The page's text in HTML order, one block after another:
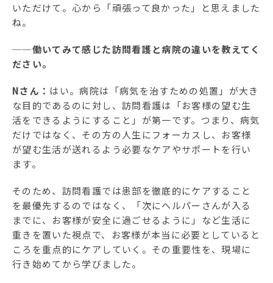
いただけて。心から「頑張って良かった」と思えました
ね。
──働いてみて感じた訪問看護と病院の違いを教えてく
ださい。
Nさん： はい。病院は「病気を治すための処置」が大き
な目的であるのに対し、訪問看護は「お客様の望む生
活をできるようにすること」が第一です。つまり、病気
だけではなく、その方の人生にフォーカスし、お客様
が望む生活が送れるよう必要なケアやサポートを行い
ます。
そのため、訪問看護では患部を徹底的にケアすること
を最優先するのではなく、「次にヘルパーさんが入る
までに、お客様が安全に過ごせるように」など生活に
重きを置いた視点で、お客様が本当に必要としていると
ころを重点的にケアしていく。その重要性を、現場に
行き始めてから学びました。